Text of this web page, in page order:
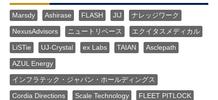
Marsdy Ashirase FLASH JIJ ナレッジワーク
NexusAdvisors ニュートリベース エクイタスメディカル
LiSTie UJ-Crystal ex Labs TAIAN Asclepath
AZUL Energy
インフラテック・ジャパン・ホールディングス
Cordia Directions Scale Technology FLEET PITLOCK